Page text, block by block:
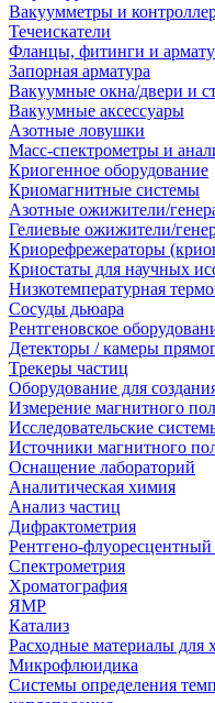
Вакуумметры и
Течеискатели
Фланцы, фитинги и
Запорная арматура
Вакуумные окна/двери и
Вакуумные аксессуары
Азотные ловушки
Масс-спектрометры и
Криогенное оборудование
Криомагнитные системы
Азотные ожижители/
Гелиевые ожижители/
Криорефрежераторы
Криостаты для научных
Низкотемпературная
Сосуды дьюара
Рентгеновское
Детекторы / камеры
Трекеры частиц
Оборудование для
Измерение магнитного
Исследовательские
Источники магнитного
Оснащение лабораторий
Аналитическая химия
Анализ частиц
Дифрактометрия
Рентгено-флуоресцентный
Спектрометрия
Хроматография
ЯМР
Катализ
Расходные материалы для
Микрофлюидика
Системы определения